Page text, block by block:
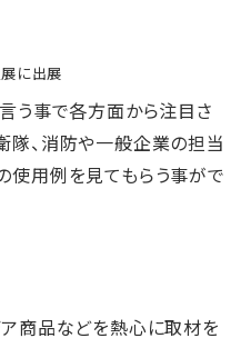
に出展
う事で各方面から注目さ
隊、消防や一般企業の担当
使用例を見てもらう事がで
ア商品などを熱心に取材を